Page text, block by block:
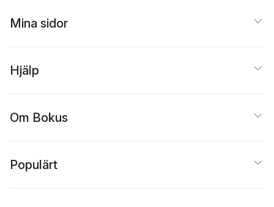
Mina sidor
Hjälp
Om Bokus
Populärt